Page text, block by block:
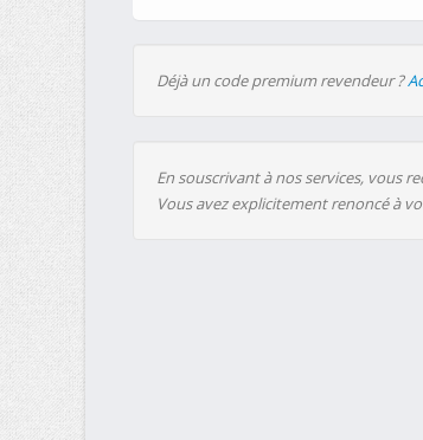
Déjà un code premium revendeur ?
En souscrivant à nos services, vous
Vous avez explicitement renoncé à